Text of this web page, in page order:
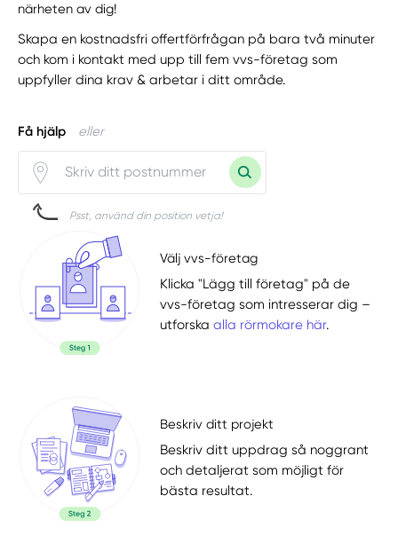
närheten av dig!
Skapa en kostnadsfri offertförfrågan på bara två minuter
och kom i kontakt med upp till fem vvs-företag som
uppfyller dina krav & arbetar i ditt område.
Få hjälp eller
Psst, använd din position vetja!
Välj vvs-företag
Klicka "Lägg till företag" på de
vvs-företag som intresserar dig –
utforskaalla rörmokare här.
Beskriv ditt projekt
Beskriv ditt uppdrag så noggrant
och detaljerat som möjligt för
bästa resultat.